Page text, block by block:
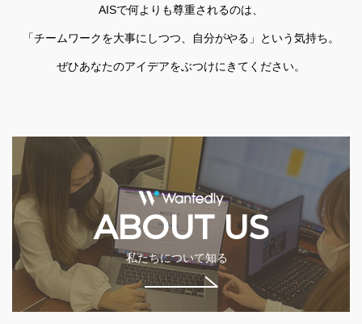
AISで何よりも尊重されるのは、
「チームワークを大事にしつつ、自分がやる」という気持ち。
ぜひあなたのアイデアをぶつけにきてください。
ABOUT US
私たちについて知る